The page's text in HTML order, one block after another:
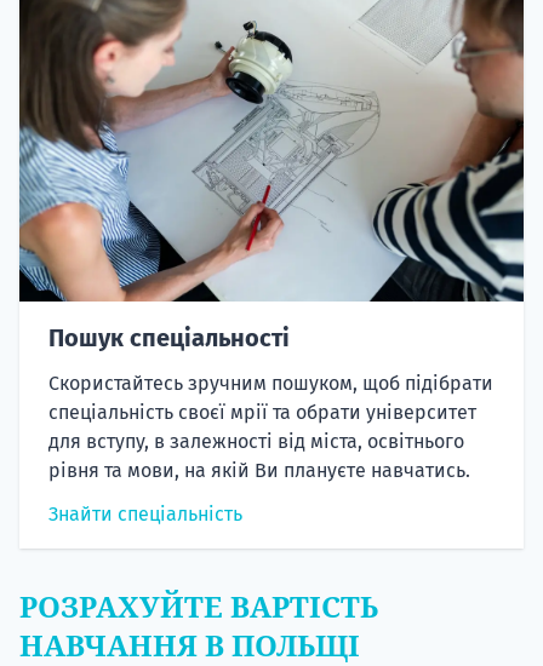
Пошук спеціальності
Скористайтесь зручним пошуком, щоб підібрати
спеціальність своєї мрії та обрати університет
для вступу, в залежності від міста, освітнього
рівня та мови, на якій Ви плануєте навчатись.
Знайти спеціальність
РОЗРАХУЙТЕ ВАРТІСТЬ
НАВЧАННЯ В ПОЛЬЩІ